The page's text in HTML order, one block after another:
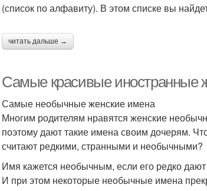
(список по алфавиту). В этом списке вы
читать дальше →
Самые красивые иностранные
Самые необычные женские имена
Многим родителям нравятся женские
поэтому дают такие имена своим дочерям.
считают редкими, странными и необычными?
Имя кажется необычным, если его редко
И при этом некоторые необычные имена